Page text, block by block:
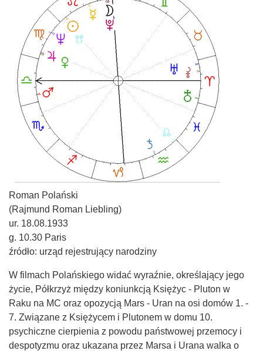
Roman Polański
(Rajmund Roman Liebling)
ur. 18.08.1933
g. 10.30 Paris
źródło: urząd rejestrujący narodziny
W filmach Polańskiego widać wyraźnie, określający jego
życie, Półkrzyż między koniunkcją Księżyc - Pluton w
Raku na MC oraz opozycją Mars - Uran na osi domów 1. -
7. Związane z Księżycem i Plutonem w domu 10.
psychiczne cierpienia z powodu państwowej przemocy i
despotyzmu oraz ukazana przez Marsa i Urana walka o